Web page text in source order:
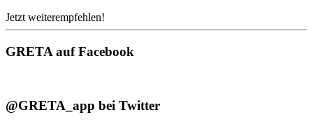
Jetzt weiterempfehlen!
GRETA auf Facebook
@GRETA_app bei Twitter